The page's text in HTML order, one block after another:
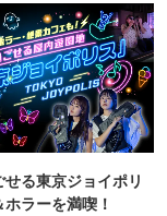
る東京ジョイポリ
ラーを満喫！